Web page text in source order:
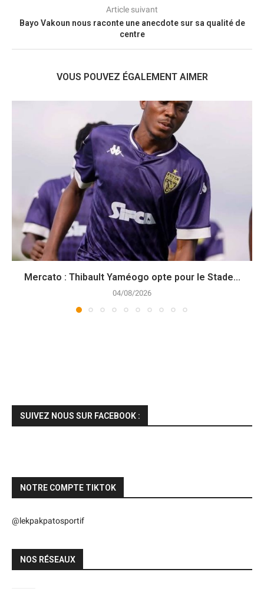
Article suivant
Bayo Vakoun nous raconte une anecdote sur sa qualité de
centre
VOUS POUVEZ ÉGALEMENT AIMER
Mercato : Thibault Yaméogo opte pour le Stade...
04/08/2026
SUIVEZ NOUS SUR FACEBOOK :
NOTRE COMPTE TIKTOK
@lekpakpatosportif
NOS RÉSEAUX